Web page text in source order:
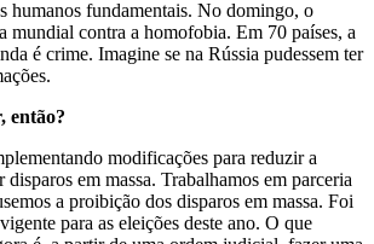
humanos fundamentais. No domingo, o
mundial contra a homofobia. Em 70 países, a
é crime. Imagine se na Rússia pudessem ter
então?
modificações para reduzir a
em massa. Trabalhamos em parceria
a proibição dos disparos em massa. Foi
para as eleições deste ano. O que